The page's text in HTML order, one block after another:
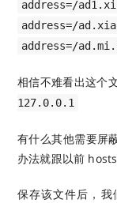
address=/
address=/
address=/
相信不难看出这个
127.0.0.1
有什么其他需要屏
办法就跟以前
保存该文件后，我